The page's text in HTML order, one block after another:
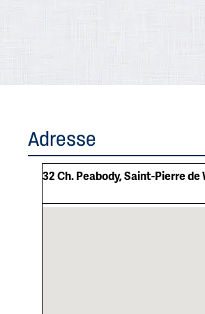
Adresse
32 Ch. Peabody, Saint-Pierre